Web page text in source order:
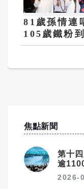
81歲孫情
105歲鐵粉
焦點新聞
第十
逾
2026-